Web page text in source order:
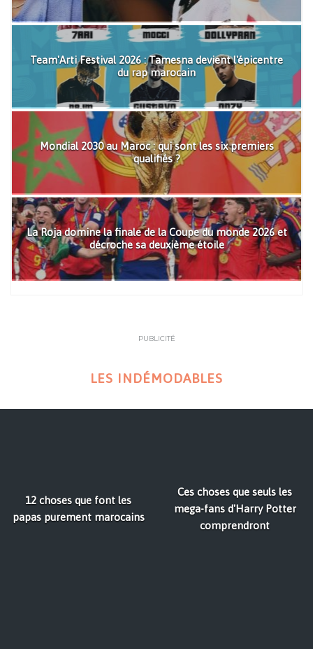
Team'Arti Festival 2026 : Tamesna devient l'épicentre
du rap marocain
Mondial 2030 au Maroc : qui sont les six premiers
qualifiés ?
La Roja domine la finale de la Coupe du monde 2026 et
décroche sa deuxième étoile
PUBLICITÉ
LES INDÉMODABLES
12 choses que font les
papas purement marocains
Ces choses que seuls les
mega-fans d'Harry Potter
comprendront